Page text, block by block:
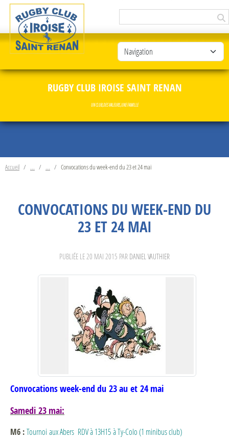
RUGBY CLUB IROISE SAINT RENAN
UN CLUB, DES VALEURS, UNE FAMILLE
Accueil Convocations du week-end du 23 et 24 mai
CONVOCATIONS DU WEEK-END DU
23 ET 24 MAI
PUBLIÉE LE20 MAI 2015 PAR DANIEL VAUTHIER
Convocations week-end du 23 au et 24 mai
Samedi 23 mai:
M6 :Tournoi aux Abers RDV à 13H15 à Ty-Colo (1 minibus club)
Panneau de gestion des cookies